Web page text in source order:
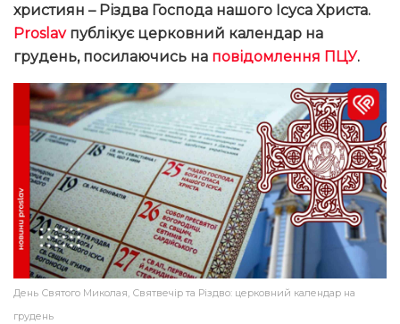
християн – Різдва Господа нашого Ісуса Христа.
Proslavпублікує церковний календар на
грудень, посилаючись на повідомлення ПЦУ.
День Святого Миколая, Святвечір та Різдво: церковний календар на
грудень